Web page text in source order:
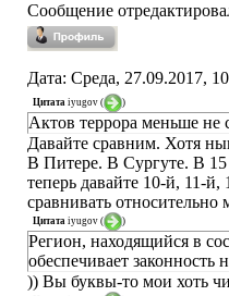
Сообщение
Дата: Среда, 27.09.2017,
Цитата iyugov ( )
Актов террора меньше не
Давайте сравним. Хотя
В Питере. В Сургуте. В
теперь давайте 10-й, 11-
сравнивать
Цитата iyugov ( )
Регион, находящийся в
обеспечивает
)) Вы буквы-то мои хоть